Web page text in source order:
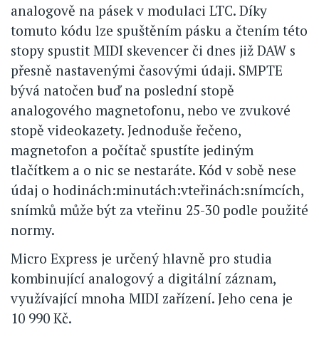
analogově na pásek v modulaci LTC. Díky
tomuto kódu lze spuštěním pásku a čtením této
stopy spustit MIDI skevencer či dnes již DAW s
přesně nastavenými časovými údaji. SMPTE
bývá natočen buď na poslední stopě
analogového magnetofonu, nebo ve zvukové
stopě videokazety. Jednoduše řečeno,
magnetofon a počítač spustíte jediným
tlačítkem a o nic se nestaráte. Kód v sobě nese
údaj o hodinách:minutách:vteřinách:snímcích,
snímků může být za vteřinu 25-30 podle použité
normy.
Micro Express je určený hlavně pro studia
kombinující analogový a digitální záznam,
využívající mnoha MIDI zařízení. Jeho cena je
10 990 Kč.